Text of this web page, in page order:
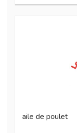
aile de poulet